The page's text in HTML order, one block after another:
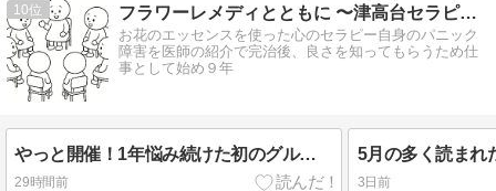
10 フラワーレメディとともに 〜津高台セラピールーム〜
お花のエッセンスを使った心のセラピー自身のパニック
障害を医師の紹介で完治後、良さを知ってもらうため仕
事として始め９年
やっと開催！1年悩み続けた初のグルコン
29時間前 3日前